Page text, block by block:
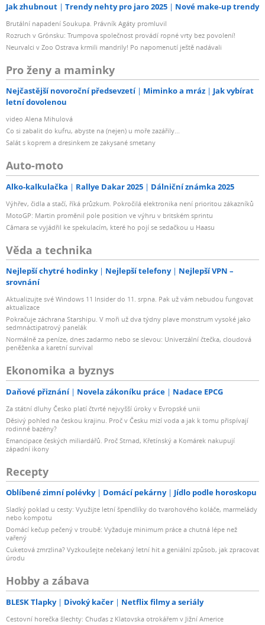
Jak zhubnout Trendy nehty pro jaro 2025 Nové make-up trendy
Brutální napadení Soukupa. Právník Agáty promluvil
Rozruch v Grónsku: Trumpova společnost provádí ropné vrty bez povolení!
Neurvalci v Zoo Ostrava krmili mandrily! Po napomenutí ještě nadávali
Pro ženy a maminky
Nejčastější novoroční předsevzetí Miminko a mráz
Jak vybírat
letní dovolenou
video Alena Mihulová
Co si zabalit do kufru, abyste na (nejen) u moře zazářily...
Salát s koprem a dresinkem ze zakysané smetany
Auto-moto
Alko-kalkulačka Rallye Dakar 2025 Dálniční známka 2025
Výhřev, čidla a stačí, říká průzkum. Pokročilá elektronika není prioritou zákazníků
MotoGP: Martin proměnil pole position ve výhru v britském sprintu
Câmara se vyjádřil ke spekulacím, které ho pojí se sedačkou u Haasu
Věda a technika
Nejlepší chytré hodinky Nejlepší telefony
Nejlepší VPN –
srovnání
Aktualizujte své Windows 11 Insider do 11. srpna. Pak už vám nebudou fungovat
aktualizace
Pokračuje záchrana Starshipu. V moři už dva týdny plave monstrum vysoké jako
sedmnáctipatrový panelák
Normálně za peníze, dnes zadarmo nebo se slevou: Univerzální čtečka, cloudová
peněženka a karetní survival
Ekonomika a byznys
Daňové přiznání Novela zákoníku práce Nadace EPCG
Za státní dluhy Česko platí čtvrté nejvyšší úroky v Evropské unii
Děsivý pohled na českou krajinu. Proč v Česku mizí voda a jak k tomu přispívají
rodinné bazény?
Emancipace českých miliardářů. Proč Strnad, Křetínský a Komárek nakupují
západní ikony
Recepty
Oblíbené zimní polévky Domácí pekárny Jídlo podle horoskopu
Sladký poklad u cesty: Využijte letní špendlíky do tvarohového koláče, marmelády
nebo kompotu
Domácí kečup pečený v troubě: Vyžaduje minimum práce a chutná lépe než
vařený
Cuketová zmrzlina? Vyzkoušejte nečekaný letní hit a geniální způsob, jak zpracovat
úrodu
Hobby a zábava
BLESK Tlapky Divoký kačer Netflix filmy a seriály
Cestovní horečka šlechty: Chuďas z Klatovska otrokářem v Jižní Americe